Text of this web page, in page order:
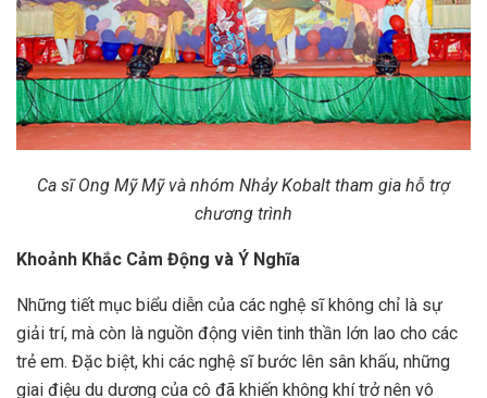
Ca sĩ Ong Mỹ Mỹ và nhóm Nhảy Kobalt tham gia hỗ trợ
chương trình
Khoảnh Khắc Cảm Động và Ý Nghĩa
Những tiết mục biểu diễn của các nghệ sĩ không chỉ là sự
giải trí, mà còn là nguồn động viên tinh thần lớn lao cho các
trẻ em. Đặc biệt, khi các nghệ sĩ bước lên sân khấu, những
giai điệu du dương của cô đã khiến không khí trở nên vô